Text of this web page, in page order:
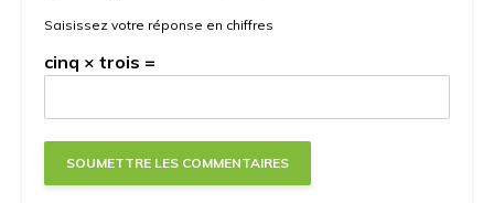
Saisissez votre réponse en chiffres
cinq × trois =